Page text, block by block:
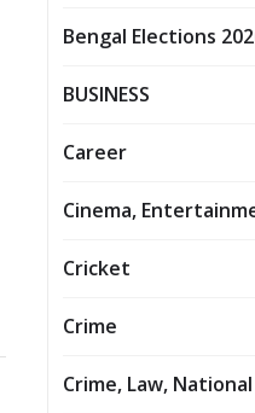
Bengal Elections
BUSINESS
Career
Cinema,
Cricket
Crime
Crime, Law, National